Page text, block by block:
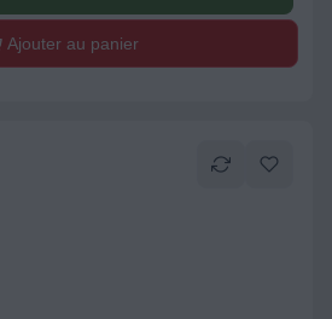
Ajouter au panier